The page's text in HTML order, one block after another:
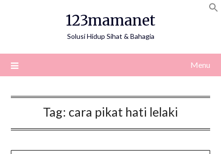
123mamanet
Solusi Hidup Sihat & Bahagia
Menu
Tag: cara pikat hati lelaki